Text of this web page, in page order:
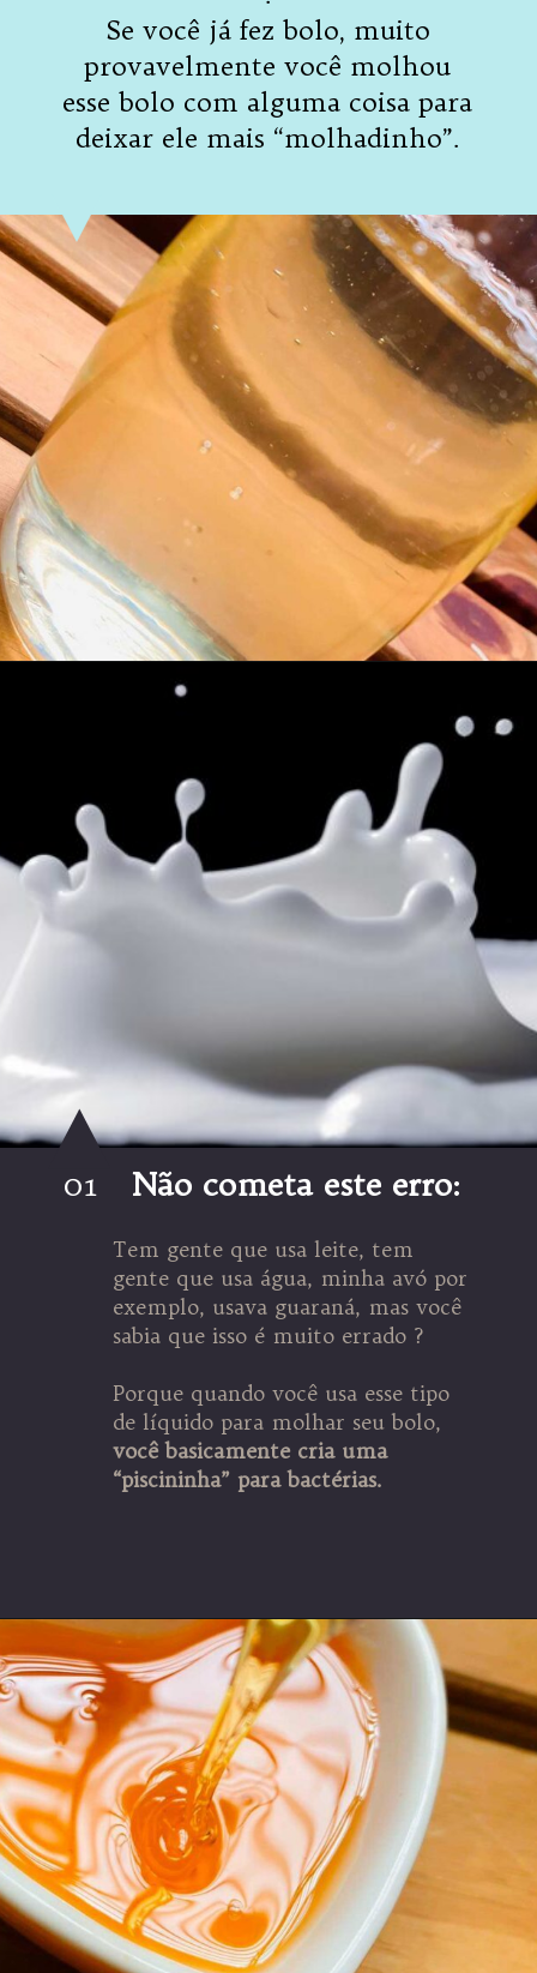
Se você já fez bolo, muito
provavelmente você molhou
esse bolo com alguma coisa para
deixar ele mais “molhadinho”.
Não cometa este erro:
01
Tem gente que usa leite, tem
gente que usa água, minha avó por
exemplo, usava guaraná, mas você
sabia que isso é muito errado ?
Porque quando você usa esse tipo
de líquido para molhar seu bolo,
você basicamente cria uma
“piscininha” para bactérias.